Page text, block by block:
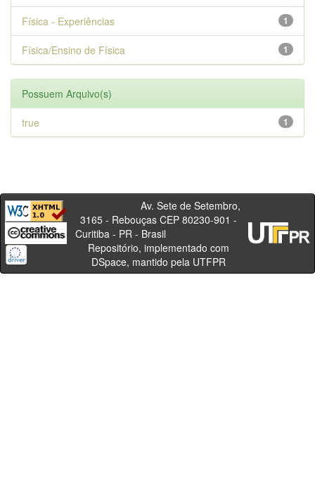
1
Física - Experiências
1
Física/Ensino de Física
Possuem Arquivo(s)
1
true
Av. Sete de Setembro,
3165 - Rebouças CEP 80230-901 -
Curitiba - PR - Brasil
Repositório, implementado com
DSpace, mantido pela UTFPR